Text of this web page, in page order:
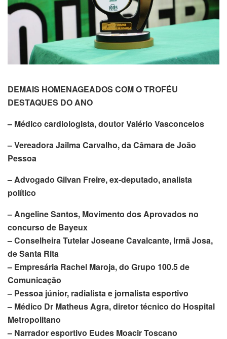
DEMAIS HOMENAGEADOS COM O TROFÉU
DESTAQUES DO ANO
– Médico cardiologista, doutor Valério Vasconcelos
– Vereadora Jailma Carvalho, da Câmara de João
Pessoa
– Advogado Gilvan Freire, ex-deputado, analista
político
– Angeline Santos, Movimento dos Aprovados no
concurso de Bayeux
– Conselheira Tutelar Joseane Cavalcante, Irmã Josa,
de Santa Rita
– Empresária Rachel Maroja, do Grupo 100.5 de
Comunicação
– Pessoa júnior, radialista e jornalista esportivo
– Médico Dr Matheus Agra, diretor técnico do Hospital
Metropolitano
– Narrador esportivo Eudes Moacir Toscano